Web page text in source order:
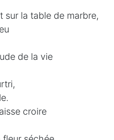
sur la table de marbre,
de la vie
croire